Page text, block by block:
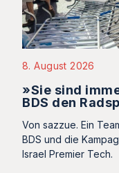
8. August 2026
»Sie sind
BDS den
Von sazzue. Ein
BDS und die
Israel Premier Tech.